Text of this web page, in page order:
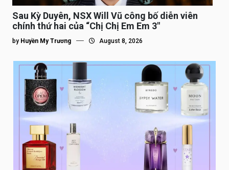
Sau Kỳ Duyên, NSX Will Vũ công bố diễn viên
chính thứ hai của “Chị Chị Em Em 3″
by Huyền My Trương August 8, 2026